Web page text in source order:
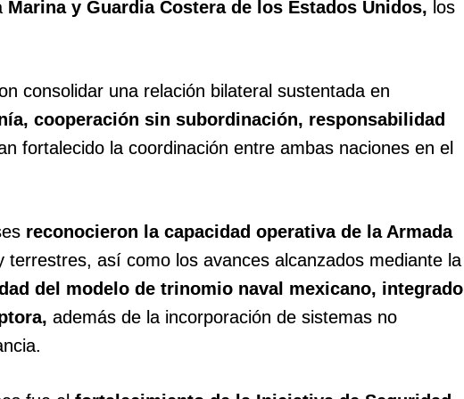
Marina y Guardia Costera de los Estados Unidos, los
consolidar una relación bilateral sustentada en
cooperación sin subordinación, responsabilidad
fortalecido la coordinación entre ambas naciones en el
reconocieron la capacidad operativa de la Armada
así como los avances alcanzados mediante la
del modelo de trinomio naval mexicano, integrado
además de la incorporación de sistemas no